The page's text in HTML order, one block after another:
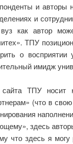
и
и
как автор
ТПУ
о
имидж
сайта ТПУ носит
(что в
здесь
что здесь я могу